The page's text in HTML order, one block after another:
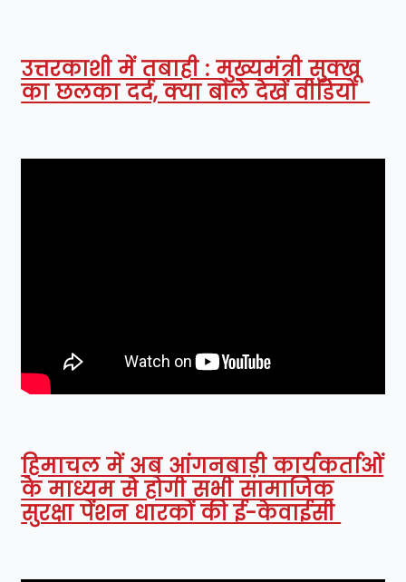
उत्तरकाशी में तबाही : मुख्यमंत्री सुक्खू
का छलका दर्द, क्या बोले देखें वीडियो
हिमाचल में अब आंगनबाड़ी कार्यकर्ताओं
के माध्यम से होगी सभी सामाजिक
सुरक्षा पेंशन धारकों की ई-केवाईसी